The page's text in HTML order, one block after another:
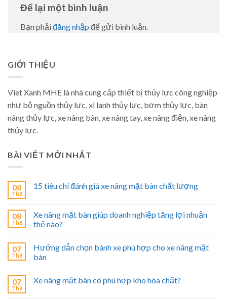
Để lại một bình luận
Bạn phải đăng nhập để gửi bình luận.
GIỚI THIỆU
Viet Xanh MHE là nhà cung cấp thiết bị thủy lực công nghiệp
như bộ nguồn thủy lực, xi lanh thủy lực, bơm thủy lực, bàn
nâng thủy lực, xe nâng bàn, xe nâng tay, xe nâng điện, xe nâng
thủy lực.
BÀI VIẾT MỚI NHẤT
08
Th8
15 tiêu chí đánh giá xe nâng mặt bàn chất lượng
08
Th8
Xe nâng mặt bàn giúp doanh nghiệp tăng lợi nhuận
thế nào?
07
Th8
Hướng dẫn chọn bánh xe phù hợp cho xe nâng mặt
bàn
07
Th8
Xe nâng mặt bàn có phù hợp kho hóa chất?